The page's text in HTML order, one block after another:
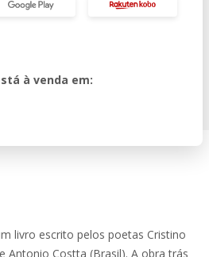
à venda em:
livro escrito pelos poetas Cristino
Antonio Costta (Brasil). A obra trás